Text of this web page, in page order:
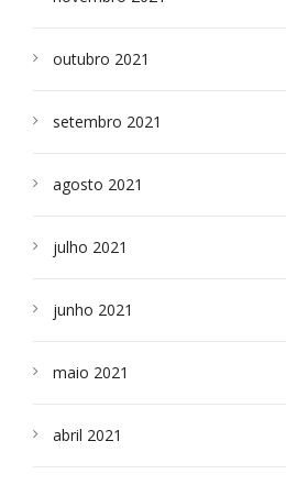
outubro 2021
setembro 2021
agosto 2021
julho 2021
junho 2021
maio 2021
abril 2021